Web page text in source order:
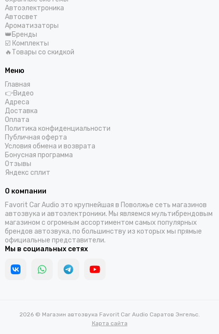
Автоэлектроника
Автосвет
Ароматизаторы
👑Бренды
☑️ Комплекты
🔥Товары со скидкой
Меню
Главная
👉Видео
Адреса
Доставка
Оплата
Политика конфиденциальности
Публичная оферта
Условия обмена и возврата
Бонусная программа
Отзывы
Яндекс сплит
О компании
Favorit Car Audio это крупнейшая в Поволжье сеть магазинов
автозвука и автоэлектроники. Мы являемся мультибрендовым
магазином с огромным ассортиментом самых популярных
брендов автозвука, по большинству из которых мы прямые
официальные представители.
Мы в социальных сетях
2026 © Магазин автозвука Favorit Car Audio Саратов Энгельс.
Карта сайта